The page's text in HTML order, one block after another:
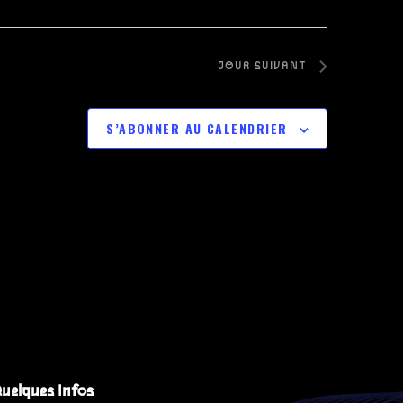
JOUR SUIVANT
S’ABONNER AU CALENDRIER
Infos